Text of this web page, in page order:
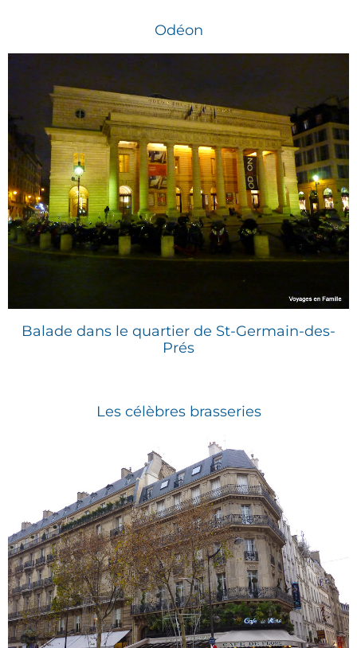
Odéon
Balade dans le quartier de St-Germain-des-
Prés
Les célèbres brasseries